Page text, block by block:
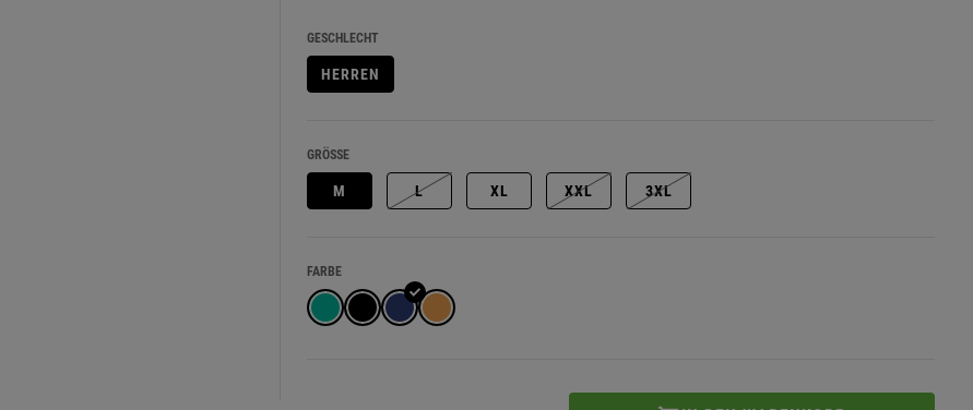
GESCHLECHT
HERREN
GRÖSSE
M L XL XXL 3XL
FARBE